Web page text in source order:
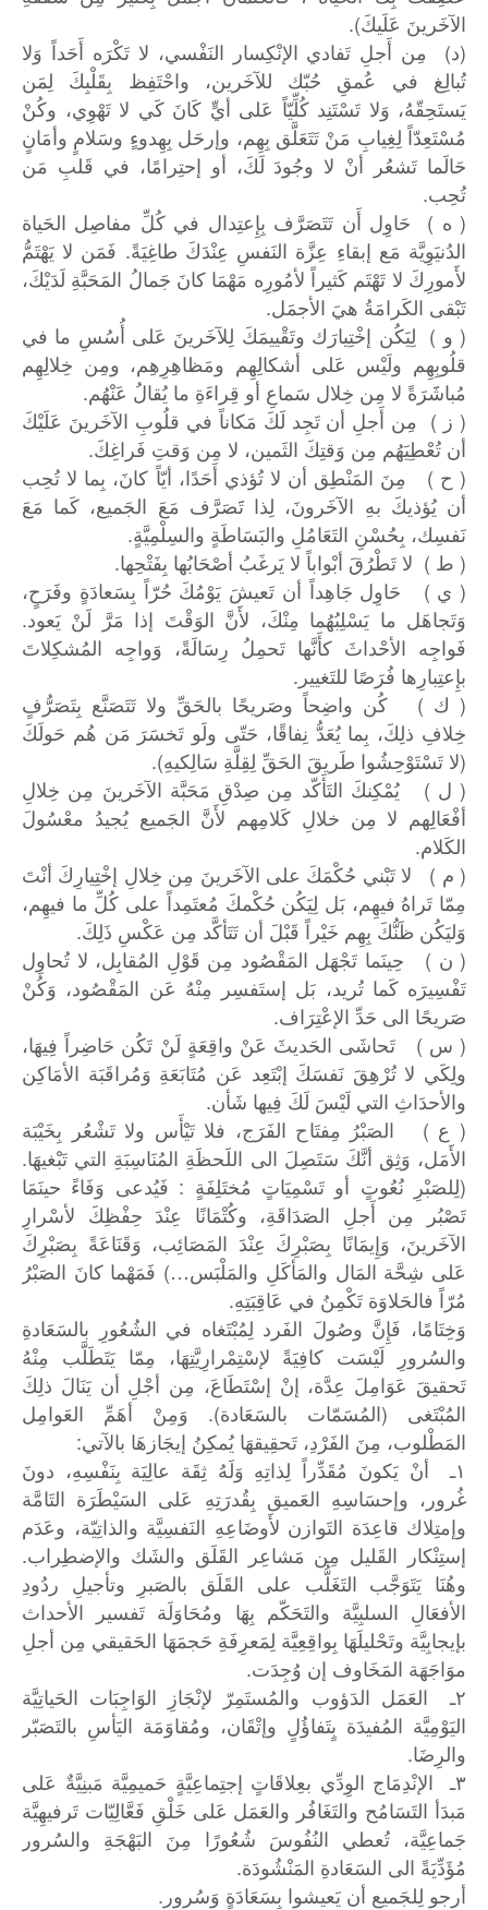
الآخَرينَ عَلَيكَ).
(د) مِن أَجلِ تَفادي الإنْكِسار النَفْسي، لا تَكْرَه أَحَداً وَلا
تُبالِغ في عُمقِ حُبّك للآخَرين، واحْتَفِظ بِقَلْبِكَ لِمَن
يَستَحِقّهُ، وَلا تَسْتَنِد كُلِّيّاً عَلى أيٍّ كَانَ كَي لا تَهْوِي، وكُنْ
مُسْتَعِدّاً لِغِيابِ مَنْ تَتَعَلَّق بِهِم، وإرحَل بِهِدوءٍ وسَلامٍ وأمَانٍ
حَالَما تَشعُر أنْ لا وجُودَ لَكَ، أو إحتِرامًا، في قَلبِ مَن
تُحِب.
( ه ) حَاوِل أَن تَتَصَرَّف بِإِعتِدال في كُلِّ مفاصِل الحَياة
الدُنيَوِيَّة مَع إبقاءِ عِزَّة النَفسِ عِنْدَكَ طاغِيَةً. فَمَن لا يَهْتَمُّ
لأَمورِكَ لا تَهْتَم كَثيراً لأمُورِه مَهْمَا كانَ جَمالُ المَحَبَّةِ لَدَيْكَ،
تَبْقى الكَرامَةُ هيَ الأجمَل.
( و ) لِيَكُن إخْتِيارَك وتَقْييمَكَ لِلآخَرينَ عَلى أُسُسِ ما في
قلُوبِهِم ولَيْس عَلى أشكالِهِم ومَظاهِرِهِم، ومِن خِلالِهِم
مُباشََرَةً لا مِن خِلال سَماعِ أو قِراءَةِ ما يُقالُ عَنْهُم.
( ز ) مِن أَجلِ أن تَجِد لَكَ مَكاناً في قلُوبِ الآخَرينَ عَلَيْكَ
أن تُعْطِيَهُم مِن وَقتِكَ الثَمين، لا مِن وَقتِ فَراغِكَ.
( ح ) مِنَ المَنْطِق أن لا تُؤذي أَحَدًا، أيّاً كانَ، بِما لا تُحِب
أن يُؤذيكَ بهِ الآخَرونَ، لِذا تََصَرَّف مَعَ الجَميع، كَما مَعَ
نَفسِك، بِحُسْنِ التَعَامُلِ والبَسَاطَةٍ والسِلْمِيَّةٍ.
( ط ) لا تَطْرُقَ أبْواباً لا يَرغَبُ أصْحَابُها بِفَتْحِها.
( ي ) حَاوِل جَاهِداً أن تَعيشَ يَوْمُكَ حُرّاً بِسَعادَةٍ وفَرَحٍ،
وَتَجاهَل ما يَسْلِبُهُما مِنْكَ، لأَنَّ الوَقْتَ إذا مَرَّ لَنْ يَعود.
فَواجِه الأحْداثَ كأَنَّها تَحمِلُ رِسَالَةً، وَواجِه المُشكِلاتَ
بإِعتِبارِها فُرَصًا للتَغيير.
( ك ) كُن واضِحاً وصَريحًا بالحَقِّ ولا تَتَصَنَّع بِتَصَرُّفٍ
خِلافِ ذلِكَ، بِما يُعَدُّ نِفاقًا، حَتّى ولَو تَخسَرَ مَن هُم حَولَكَ
(لا تَسْتَوْحِشُوا طَريقَ الحَقِّ لِقِلَّةِ سَالِكيهِ).
( ل ) يُمْكِنكَ التَأَكّد مِن صِدْقِ مَحَبَّة الآخَرينَ مِن خِلالِ
أفْعَالِهم لا مِن خلالِ كَلامِهم لأَنَّ الجَميع يُجيدُ معْسُولَ
الكَلام.
( م ) لا تَبْني حُكْمَكَ على الآخَرينَ مِن خِلالِ إخْتِيارِكَ أنْتَ
مِمّا تَراهُ فيهِم، بَل لِيَكُن حُكْمكَ مُعتَمِداً على كُلِّ ما فيهِم،
وَليَكُن ظَنُّكَ بِهِم خَيْراً قَبْلَ أن تَتَأكَّد مِن عَكْسِ ذَلِكَ.
( ن ) حِينَما تَجْهَل المَقْصُود مِن قَوْلِ المُقابِل، لا تُحاوِل
تَفْسِيرَه كَما تُريد، بَل إستَفسِر مِنْهُ عَن المَقْصُود، وَكُنْ
صَريحًا الى حَدِّ الإعْتِرَاف.
( س ) تَحاشَى الحَديثَ عَنْ واقِعَةٍ لَنْ تَكُن حَاضِراً فِيهَا،
ولِكَي لا تُرْهِقَ نَفسَكَ إبْتَعِد عَن مُتَابَعَةِ وَمُراقَبَة الأمَاكِن
والأحدَاثِ التي لَيْسَ لَكَ فِيها شَأن.
( ع ) الصَبْرُ مِفتَاح الفَرَج، فلا تَيْأَس ولا تَشْعُر بِخَيْبَة
الأَمَل، وَثِق أنَّكَ سَتَصِلَ الى اللَحظَةِ المُنَاسِبَةِ التي تَبْغيهَا.
(لِلصَبْرِ نُعُوتٍ أو تَسْمِيَاتٍ مُختَلِفَةٍ : فَيُدعى وَفَاءً حينَمَا
تَصْبُر مِن أَجلِ الصَدَاقَةِ، وكُتْمَانًا عِنْدَ حِفْظِكَ لأسْرارِ
الآخَرينَ، وَإِيمَانًا بِصَبْرِكَ عِنْدَ المَصَائِب، وَقَنَاعَةً بِصَبْرِكَ
عَلى شِحَّة المَال والمَأكَلِ والمَلْبَس…) فَمَهْما كانَ الصَبْرُ
مُرّاً فالحَلاوَة تَكْمِنُ في عَاقِبَتِهِ.
وَخِتَامًا، فَإِنَّ وصُولَ الفَرد لِمُبْتَغاه في الشُعُورِ بالسَعَادةِ
والسُرورِ لَيْسَت كافِيَةً لإسْتِمْرارِيَّتِهَا، مِمّا يَتَطَلَّب مِنْهُ
تَحقيقَ عَوَامِلَ عِدَّة، إنْ إسْتَطَاعَ، مِن أجْلِ أن يَنَالَ ذلِكَ
المُبْتَغى (المُسَمّات بالسَعَادة). وَمِنْ أهَمِّ العَوامِل
المَطْلوب، مِنَ الفَرْدِ، تَحقِيقهَا يُمكِنُ إيجَازهَا بالآتي:
١ـ أنْ يَكونَ مُقَدِّراً لِذاتِهِ وَلَهُ ثِقَة عالِيَة بِنَفْسِهِ، دونَ
غُرور، وإحسَاسِهِ العَميق بِقُدرَتِهِ عَلى السَيْطَرَة التَامَّة
وإمتِلاك قاعِدَة التَوازن لأَوضَاعِهِ النَفسِيَّة والذاتِيّة، وعَدَم
إستِنْكار القَليل مِن مَشاعِر القَلَق والشَك والإضطِراب.
وهُنَا يَتَوَجَّب التَغَلُّب على القَلَق بالصَبرِ وتأجيلِ ردُودِ
الأفعَالِ السلبِيَّة والتَحَكّم بِهَا ومُحَاوَلَة تَفسير الأحداث
بإيجابِيَّة وتَحْليلَهَا بِواقِعِيَّة لِمَعرِفَةِ حَجمَهَا الحَقيقي مِن أجلِ
موَاجَهَة المَخَاوف إن وُجِدَت.
٢ـ العَمَل الدَؤوب والمُستَمِرّ لإنْجَازِ الوَاجِبَات الحَياتِيَّة
اليَوْمِيَّة المُفيدَة بٍتَفاؤُلٍ وإتْقَان، ومُقاوَمَة اليَأسِ بالتَصَبّر
والرِضَا.
٣ـ الإنْدِمَاج الوِدِّي بعِلاقَاتٍ إجتِماعِيَّةٍ حَميمِيَّة مَبنِيَّةٌ عَلى
مَبدَأ التَسَامُح والتَغَافُر والعَمَل عَلى خَلْقِ فَعَّالِيّات تَرفيهِيَّة
جَماعِيَّة، تُعطي النُفُوسَ شُعُورًا مِنَ البَهْجَةِ والسُرور
مُؤَدِّيَةً الى السَعَادةِ المَنْشُودَة.
أرجو لِلجَميع أن يَعيشوا بِسَعَادَةٍ وَسُرور .